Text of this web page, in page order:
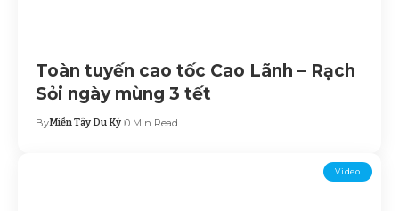
Toàn tuyến cao tốc Cao Lãnh – Rạch
Sỏi ngày mùng 3 tết
ByMiền Tây Du Ký 0 Min Read
Video